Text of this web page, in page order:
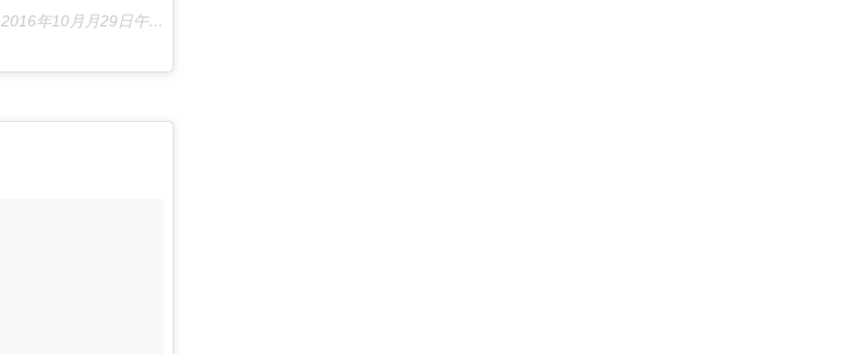
2016年10月月29日午後12時18分PDT